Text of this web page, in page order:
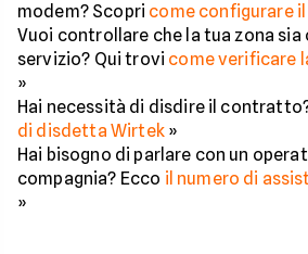
modem? Scopri come configurare
Vuoi controllare che la tua zona sia
servizio? Qui trovi come verificare
»
Hai necessità di disdire il
di disdetta Wirtek»
Hai bisogno di parlare con un
compagnia? Ecco il numero di
»